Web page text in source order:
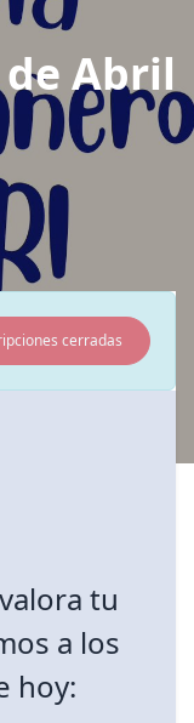
Abril
cerradas
tu
a los
hoy: